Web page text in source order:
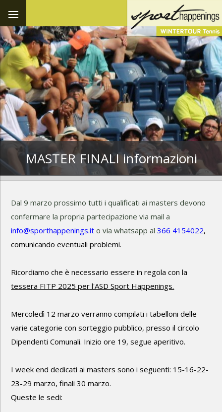
MASTER FINALI informazioni
Dal 9 marzo prossimo tutti i qualificati ai masters devono
confermare la propria partecipazione via mail a
info@sporthappenings.it o via whatsapp al366 4154022,
comunicando eventuali problemi.
Ricordiamo che è necessario essere in regola con la
tessera FITP 2025 per l'ASD Sport Happenings.
Mercoledì 12 marzo verranno compilati i tabelloni delle
varie categorie con sorteggio pubblico, presso il circolo
Dipendenti Comunali. Inizio ore 19, segue aperitivo.
I week end dedicati ai masters sono i seguenti: 15-16-22-
23-29 marzo, finali 30 marzo.
Queste le sedi: